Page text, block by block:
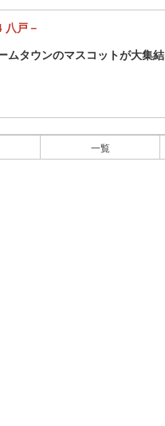
八戸－
ムタウンのマスコットが大集結
一覧